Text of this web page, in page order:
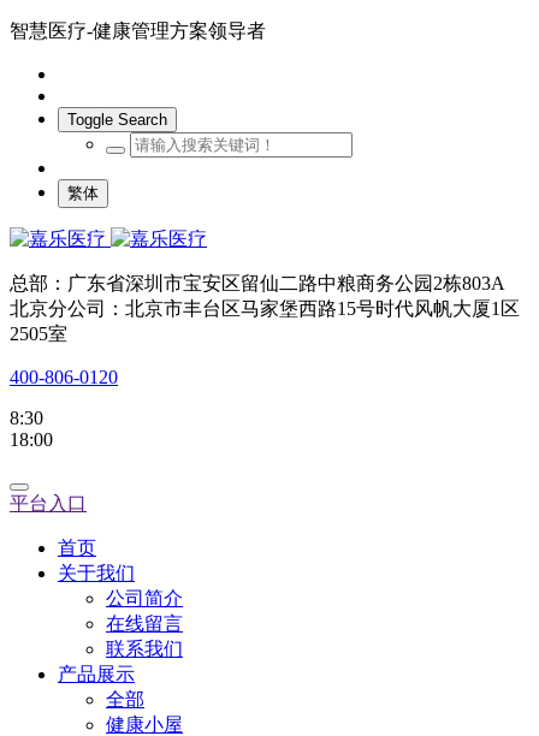
智慧医疗-健康管理方案领导者
Toggle Search
繁体
总部：广东省深圳市宝安区留仙二路中粮商务公园2栋803A
北京分公司：北京市丰台区马家堡西路15号时代风帆大厦1区
2505室
400-806-0120
8:30
18:00
平台入口
首页
关于我们
公司简介
在线留言
联系我们
产品展示
全部
健康小屋